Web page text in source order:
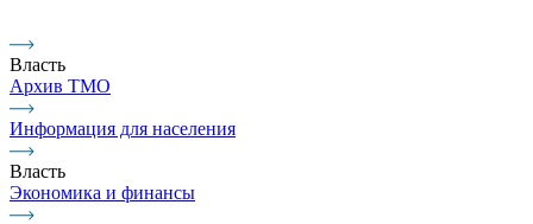
Власть
Архив ТМО
Информация для населения
Власть
Экономика и финансы